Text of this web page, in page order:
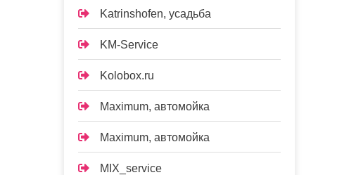
Katrinshofen, усадьба
KM-Service
Kolobox.ru
Maximum, автомойка
Maximum, автомойка
MIX_service